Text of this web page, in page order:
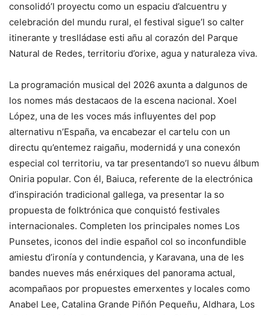
consolidó’l proyectu como un espaciu d’alcuentru y
celebración del mundu rural, el festival sigue’l so calter
itinerante y treslládase esti añu al corazón del Parque
Natural de Redes, territoriu d’orixe, agua y naturaleza viva.
La programación musical del 2026 axunta a dalgunos de
los nomes más destacaos de la escena nacional. Xoel
López, una de les voces más influyentes del pop
alternativu n’España, va encabezar el cartelu con un
directu qu’entemez raigañu, modernidá y una conexón
especial col territoriu, va tar presentando’l so nuevu álbum
Oniria popular. Con él, Baiuca, referente de la electrónica
d’inspiración tradicional gallega, va presentar la so
propuesta de folktrónica que conquistó festivales
internacionales. Completen los principales nomes Los
Punsetes, iconos del indie español col so inconfundible
amiestu d’ironía y contundencia, y Karavana, una de les
bandes nueves más enérxiques del panorama actual,
acompañaos por propuestes emerxentes y locales como
Anabel Lee, Catalina Grande Piñón Pequeñu, Aldhara, Los